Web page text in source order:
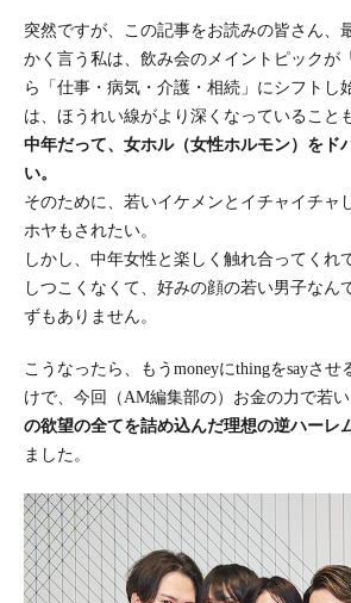
突然ですが、この記事をお読みの皆さん
かく言う私は、飲み会のメイントピックが
ら「仕事・病気・介護・相続」にシフトし
は、ほうれい線がより深くなっていること
中年だって、女ホル（女性ホルモン）をド
い。
そのために、若いイケメンとイチャイチャ
ホヤもされたい。
しかし、中年女性と楽しく触れ合ってくれ
しつこくなくて、好みの顔の若い男子なん
ずもありません。
こうなったら、もうmoneyにthingをsayさ
けで、今回（AM編集部の）お金の力で若い
の欲望の全てを詰め込んだ理想の逆ハーレ
ました。